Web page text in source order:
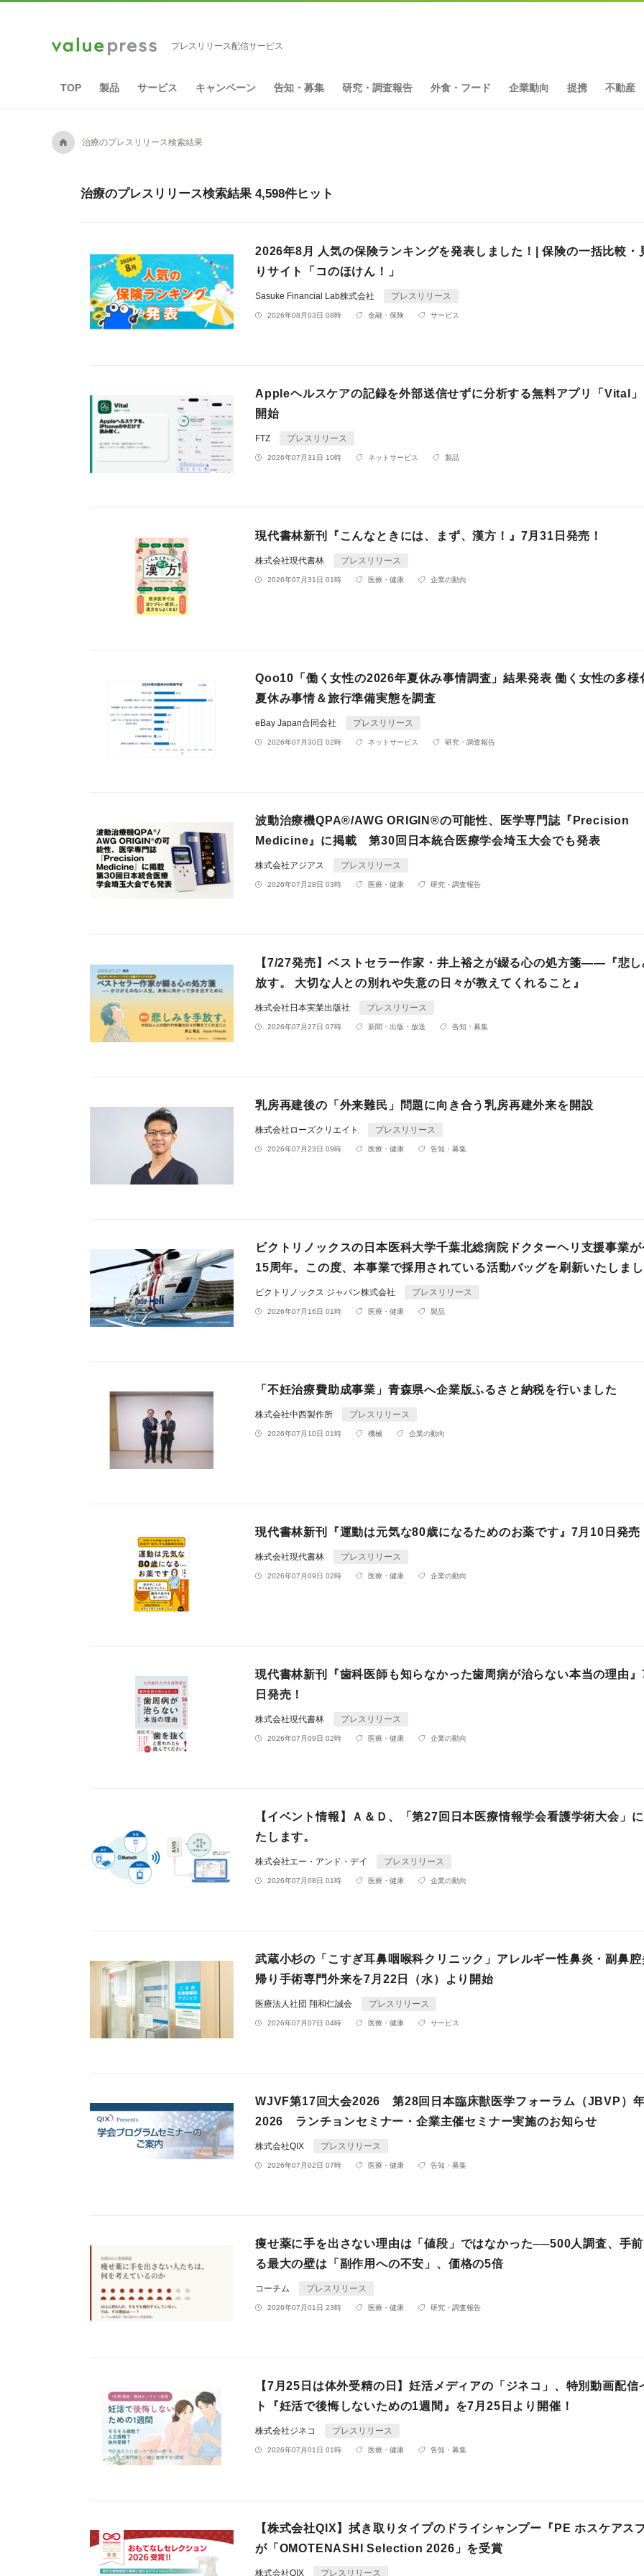
プレスリリース配信サービス
TOP 製品 サービス キャンペーン 告知・募集 研究・調査報告 外食・フード 企業動向 提携 不動産
A 治療のプレスリリース検索結果
治療のプレスリリース検索結果 4,598件ヒット
2026年8月 人気の保険ランキングを発表しました！| 保険の一括比較・
りサイト「コのほけん！」
Sasuke Financial Lab株式会社 プレスリリース
2026年08月03日 08時 金融・保険 サービス
Appleヘルスケアの記録を外部送信せずに分析する無料アプリ「Vital
開始
FTZ プレスリリース
2026年07月31日 10時 ネットサービス 製品
現代書林新刊『こんなときには、まず、漢方！』7月31日発売！
株式会社現代書林 プレスリリース
2026年07月31日 01時 医療・健康 企業の動向
Qoo10「働く女性の2026年夏休み事情調査」結果発表 働く女性の多様
夏休み事情＆旅行準備実態を調査
eBay Japan合同会社 プレスリリース
2026年07月30日 02時 ネットサービス 研究・調査報告
波動治療機QPA®/AWG ORIGIN®の可能性、医学専門誌『Precision
Medicine』に掲載 第30回日本統合医療学会埼玉大会でも発表
株式会社アジアス プレスリリース
2026年07月28日 03時 医療・健康 研究・調査報告
【7/27発売】ベストセラー作家・井上裕之が綴る心の処方箋——『悲
放す。 大切な人との別れや失意の日々が教えてくれること』
株式会社日本実業出版社 プレスリリース
2026年07月27日 07時 新聞・出版・放送 告知・募集
乳房再建後の「外来難民」問題に向き合う乳房再建外来を開設
株式会社ローズクリエイト プレスリリース
2026年07月23日 09時 医療・健康 告知・募集
ビクトリノックスの日本医科大学千葉北総病院ドクターヘリ支援事業
15周年。この度、本事業で採用されている活動バッグを刷新いたしま
ビクトリノックス ジャパン株式会社 プレスリリース
2026年07月16日 01時 医療・健康 製品
「不妊治療費助成事業」青森県へ企業版ふるさと納税を行いました
株式会社中西製作所 プレスリリース
2026年07月10日 01時 機械 企業の動向
現代書林新刊『運動は元気な80歳になるためのお薬です』7月10日発売
株式会社現代書林 プレスリリース
2026年07月09日 02時 医療・健康 企業の動向
現代書林新刊『歯科医師も知らなかった歯周病が治らない本当の理由
日発売！
株式会社現代書林 プレスリリース
2026年07月09日 02時 医療・健康 企業の動向
【イベント情報】Ａ＆Ｄ、「第27回日本医療情報学会看護学術大会」
たします。
株式会社エー・アンド・デイ プレスリリース
2026年07月08日 01時 医療・健康 企業の動向
武蔵小杉の「こすぎ耳鼻咽喉科クリニック」アレルギー性鼻炎・副鼻
帰り手術専門外来を7月22日（水）より開始
医療法人社団 翔和仁誠会 プレスリリース
2026年07月07日 04時 医療・健康 サービス
WJVF第17回大会2026 第28回日本臨床獣医学フォーラム（JBVP）
2026 ランチョンセミナー・企業主催セミナー実施のお知らせ
株式会社QIX プレスリリース
2026年07月02日 07時 医療・健康 告知・募集
痩せ薬に手を出さない理由は「値段」ではなかった──500人調査、手
る最大の壁は「副作用への不安」、価格の5倍
コーチム プレスリリース
2026年07月01日 23時 医療・健康 研究・調査報告
【7月25日は体外受精の日】妊活メディアの「ジネコ」、特別動画配信
ト『妊活で後悔しないための1週間』を7月25日より開催！
株式会社ジネコ プレスリリース
2026年07月01日 01時 医療・健康 告知・募集
【株式会社QIX】拭き取りタイプのドライシャンプー『PE ホスケアス
が「OMOTENASHI Selection 2026」を受賞
株式会社QIX プレスリリース